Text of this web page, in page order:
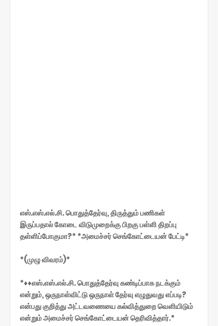
எஸ்.எஸ்.எல்.சி. பொதுத்தேர்வு, திருத்தும் பணிகள்
இருப்பதால் கோடை விடுமுறைக்கு பிறகு பள்ளி திறப்பு
தள்ளிப்போகுமா?* *அமைச்சர் செங்கோட்டையன் பேட்டி*
*(முழு விவரம்)*
*♦♦எஸ்.எஸ்.எல்.சி. பொதுத்தேர்வு கண்டிப்பாக நடக்கும்
என்றும், ஒருநாள்விட்டு ஒருநாள் தேர்வு எழுதுவது எப்படி?
என்பது குறித்து அட்டவணையை கல்வித்துறை வெளியிடும்
என்றும் அமைச்சர் செங்கோட்டையன் தெரிவித்தார்.*